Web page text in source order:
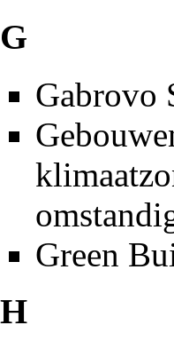
G
Gabrovo
Green
H